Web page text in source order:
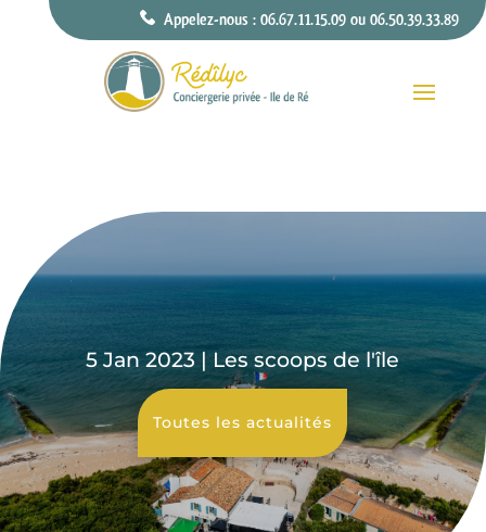
Appelez-nous : 06.67.11.15.09 ou 06.50.39.33.89
5 Jan 2023| Les scoops de l'île
Toutes les actualités